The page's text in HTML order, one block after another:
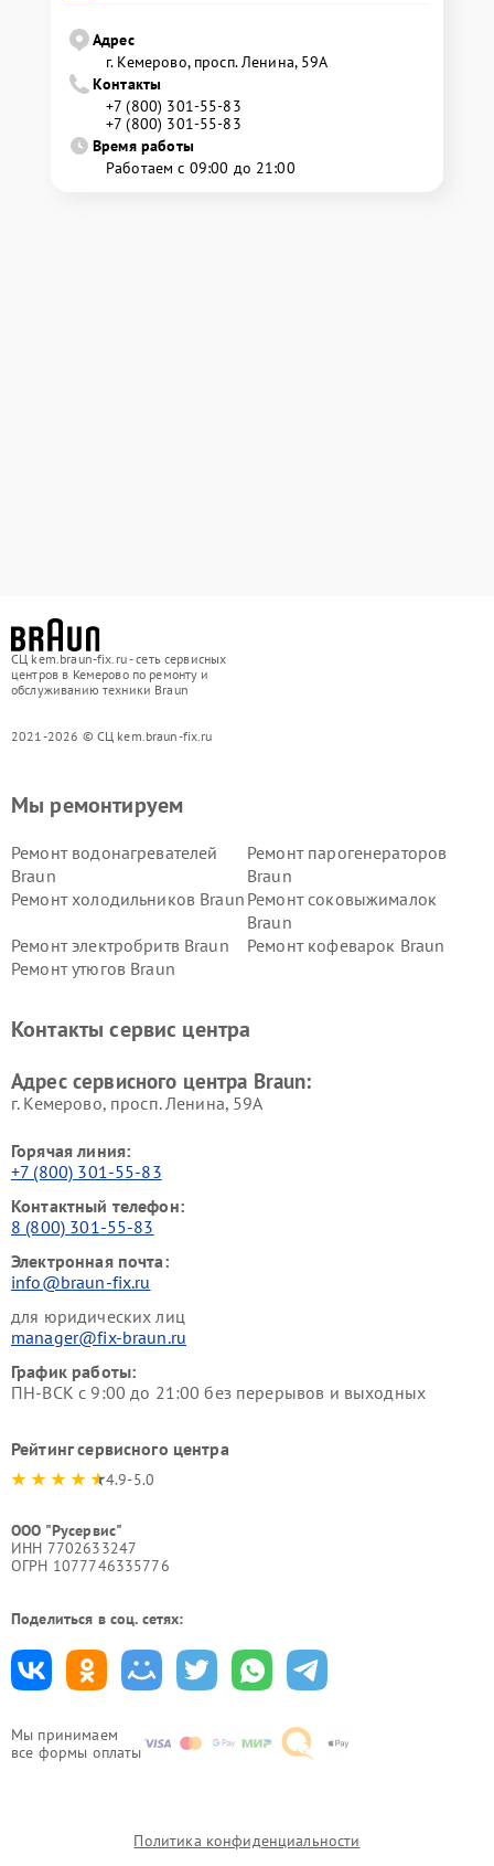
Адрес
г. Кемерово, просп. Ленина, 59А
Контакты
+7 (800) 301-55-83
+7 (800) 301-55-83
Время работы
Работаем с 09:00 до 21:00
СЦ kem.braun-fix.ru - сеть сервисных
центров в Кемерово по ремонту и
обслуживанию техники Braun
2021-2026 © СЦ kem.braun-fix.ru
Мы принимаем
все формы оплаты
Мы ремонтируем
Ремонт водонагревателей
Braun
Ремонт парогенераторов
Braun
Ремонт холодильников Braun Ремонт соковыжималок
Braun
Ремонт электробритв Braun
Ремонт кофеварок Braun
Ремонт утюгов Braun
Контакты сервис центра
Адрес сервисного центра Braun:
г. Кемерово, просп. Ленина, 59А
Горячая линия:
+7 (800) 301-55-83
Контактный телефон:
8 (800) 301-55-83
Электронная почта:
info@braun-fix.ru
для юридических лиц
manager@fix-braun.ru
График работы:
ПН-ВСК с 9:00 до 21:00 без перерывов и выходных
Рейтинг сервисного центра
4.9-5.0
ООО "Русервис"
ИНН 7702633247
ОГРН 1077746335776
Поделиться в соц. сетях:
Политика конфиденциальности